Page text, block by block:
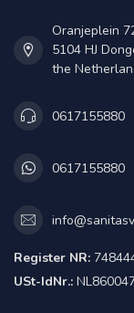
Oranjeplein
5104 HJ
the
0617155880
0617155880
Register NR:
USt-IdNr.: